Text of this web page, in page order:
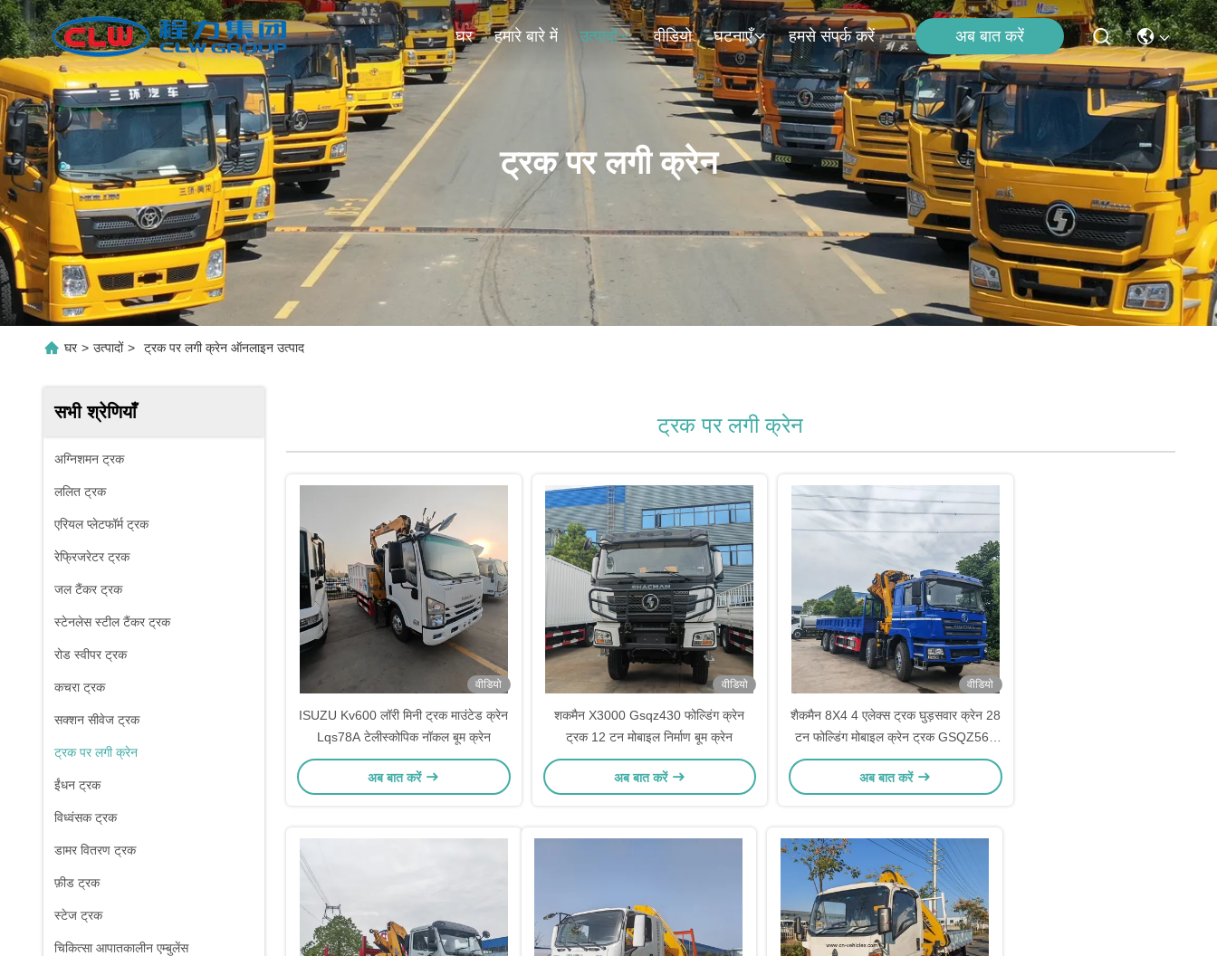
घर हमारे बारे में उत्पादों वीडियो घटनाएँ हमसे संपर्क करें अब बात करें
ट्रक पर लगी क्रेन
घर > उत्पादों > ट्रक पर लगी क्रेन ऑनलाइन उत्पाद
सभी श्रेणियाँ
अग्निशमन ट्रक
ललित ट्रक
एरियल प्लेटफॉर्म ट्रक
रेफ्रिजरेटर ट्रक
जल टैंकर ट्रक
स्टेनलेस स्टील टैंकर ट्रक
रोड स्वीपर ट्रक
कचरा ट्रक
सक्शन सीवेज ट्रक
ट्रक पर लगी क्रेन
ईंधन ट्रक
विध्वंसक ट्रक
डामर वितरण ट्रक
फ़ीड ट्रक
स्टेज ट्रक
चिकित्सा आपातकालीन एम्बुलेंस
ट्रक पर लगी क्रेन
वीडियो
ISUZU Kv600 लॉरी मिनी ट्रक माउंटेड क्रेन
Lqs78A टेलीस्कोपिक नॉकल बूम क्रेन
अब बात करें
वीडियो
शकमैन X3000 Gsqz430 फोल्डिंग क्रेन
ट्रक 12 टन मोबाइल निर्माण बूम क्रेन
अब बात करें
वीडियो
शैकमैन 8X4 4 एलेक्स ट्रक घुड़सवार क्रेन 28
टन फोल्डिंग मोबाइल क्रेन ट्रक GSQZ560
के साथ
अब बात करें